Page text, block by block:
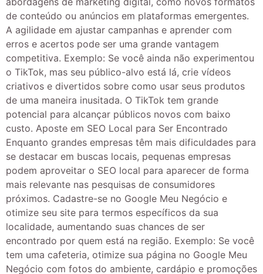
de conteúdo ou anúncios em plataformas emergentes.
A agilidade em ajustar campanhas e aprender com
erros e acertos pode ser uma grande vantagem
competitiva. Exemplo: Se você ainda não experimentou
o TikTok, mas seu público-alvo está lá, crie vídeos
criativos e divertidos sobre como usar seus produtos
de uma maneira inusitada. O TikTok tem grande
potencial para alcançar públicos novos com baixo
custo. Aposte em SEO Local para Ser Encontrado
Enquanto grandes empresas têm mais dificuldades para
se destacar em buscas locais, pequenas empresas
podem aproveitar o SEO local para aparecer de forma
mais relevante nas pesquisas de consumidores
próximos. Cadastre-se no Google Meu Negócio e
otimize seu site para termos específicos da sua
localidade, aumentando suas chances de ser
encontrado por quem está na região. Exemplo: Se você
tem uma cafeteria, otimize sua página no Google Meu
Negócio com fotos do ambiente, cardápio e promoções